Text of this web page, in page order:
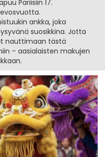
Pariisiin 17.
ankka, joka
suosikkina. Jotta
nauttimaan tästä
– aasialaisten makujen